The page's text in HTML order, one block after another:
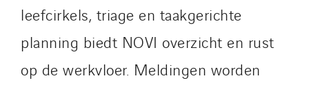
leefcirkels, triage en taakgerichte
planning biedt NOVI overzicht en rust
op de werkvloer. Meldingen worden
Czech Republic
Germany
Indonesia